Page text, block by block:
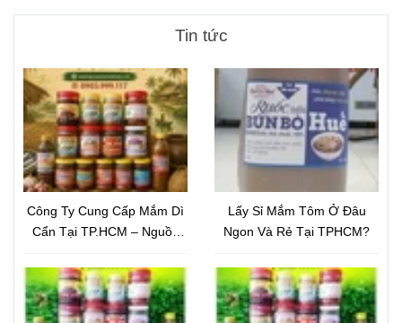
Tin tức
Công Ty Cung Cấp Mắm Dì
Cẩn Tại TP.HCM – Nguồn
Giá Tốt
Lấy Sỉ Mắm Tôm Ở Đâu
Ngon Và Rẻ Tại TPHCM?